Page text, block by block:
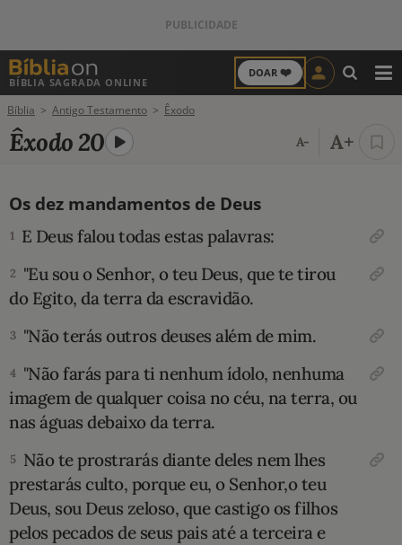
BÍBLIA SAGRADA ONLINE
DOAR ❤️
ANTIGO TESTAMENTO
VERSÍCULOS
PALAVRA DO DIA
SALMO DO DIA
DEVOCIONAL DIÁRIO
10 MANDAMENTOS
ESTUDOS BÍBLICOS
ESBOÇOS DE PREGAÇÃO
Bíblia Antigo Testamento Êxodo
Êxodo 20 A- A+
Os dez mandamentos de Deus
1 E Deus falou todas estas palavras:
2 "Eu sou o Senhor, o teu Deus, que te tirou
do Egito, da terra da escravidão.
3 "Não terás outros deuses além de mim.
4 "Não farás para ti nenhum ídolo, ne­nhuma
imagem de qualquer coisa no céu, na terra, ou
nas águas debaixo da terra.
5 Não te prostrarás diante deles nem lhes
prestarás culto, porque eu, o Senhor,o teu
Deus, sou Deus zelo­so, que castigo os filhos
pelos pecados de seus pais até a terceira e